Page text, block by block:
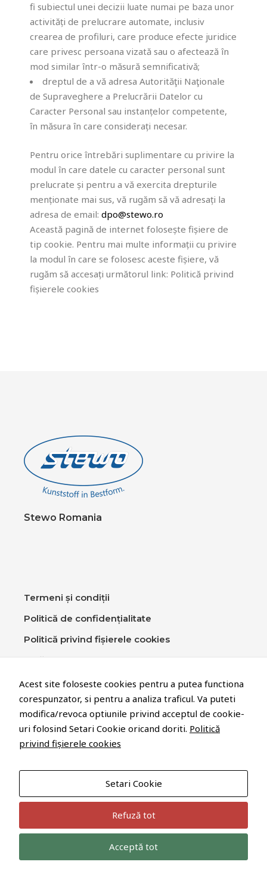
fi subiectul unei decizii luate numai pe baza unor
activități de prelucrare automate, inclusiv
crearea de profiluri, care produce efecte juridice
care privesc persoana vizată sau o afectează în
mod similar într-o măsură semnificativă;
dreptul de a vă adresa Autorităţii Naţionale
de Supraveghere a Prelucrării Datelor cu
Caracter Personal sau instanțelor competente,
în măsura în care considerați necesar.
Pentru orice întrebări suplimentare cu privire la
modul în care datele cu caracter personal sunt
prelucrate și pentru a vă exercita drepturile
menționate mai sus, vă rugăm să vă adresați la
adresa de email: dpo@stewo.ro
Această pagină de internet folosește fișiere de
tip cookie. Pentru mai multe informații cu privire
la modul în care se folosesc aceste fișiere, vă
rugăm să accesați următorul link: Politică privind
fișierele cookies
Stewo Romania
Termeni și condiții
Politică de confidențialitate
Politică privind fișierele cookies
Setări cookie
Contact
STEWO Plastic Prod. S.R.L.
Str. George Cosbuc Nr 230
425200 Nasaud
© 2022 Technolot Systems
Acest site foloseste cookies pentru a putea functiona
corespunzator, si pentru a analiza traficul. Va puteti
modifica/revoca optiunile privind acceptul de cookie-
uri folosind Setari Cookie oricand doriti. Politică
privind fișierele cookies
Setari Cookie
Refuză tot
Acceptă tot